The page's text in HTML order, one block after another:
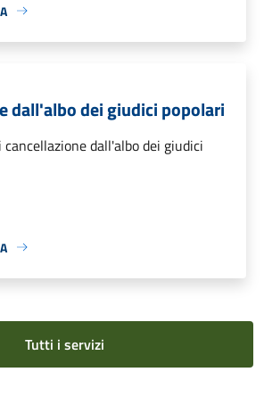
dall'albo dei giudici popolari
dall'albo dei giudici
Tutti i servizi